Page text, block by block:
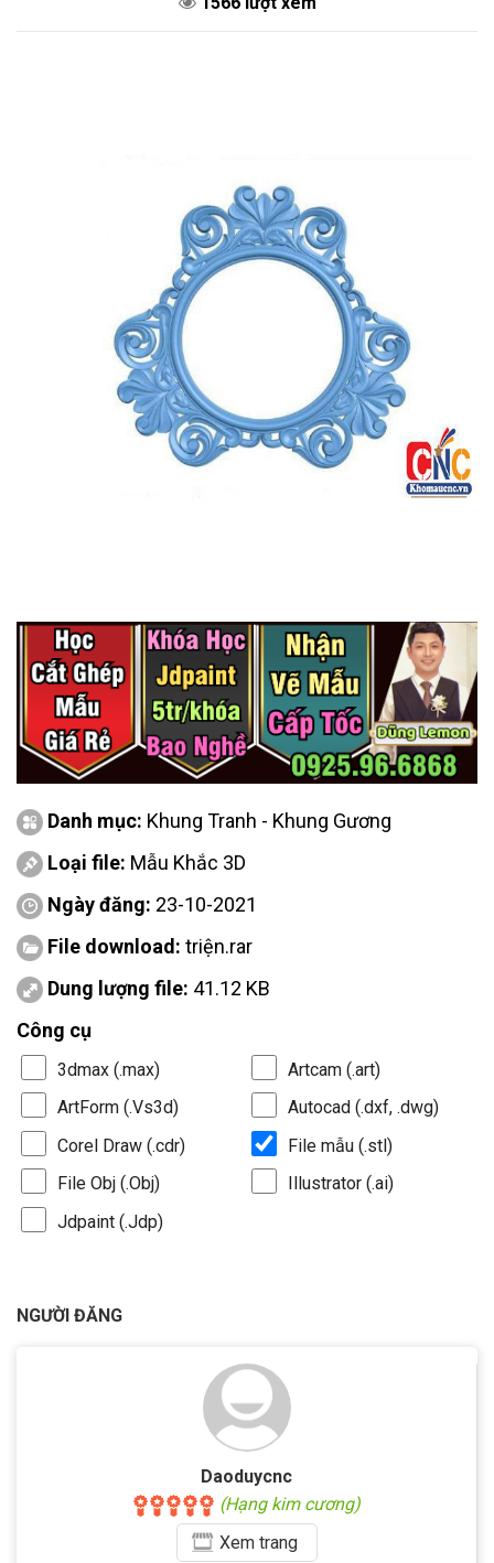
Danh mục: Khung Tranh - Khung Gương
Loại file: Mẫu Khắc 3D
Ngày đăng: 23-10-2021
File download: triện.rar
Dung lượng file: 41.12 KB
Công cụ
3dmax (.max)
Artcam (.art)
ArtForm (.Vs3d)
Autocad (.dxf, .dwg)
Corel Draw (.cdr)
File mẫu (.stl)
File Obj (.Obj)
Illustrator (.ai)
Jdpaint (.Jdp)
NGƯỜI ĐĂNG
Daoduycnc
(Hạng kim cương)
Xemtrang